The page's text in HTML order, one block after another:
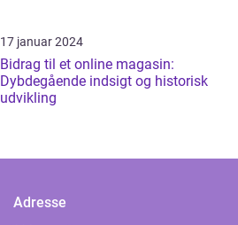
17 januar 2024
Bidrag til et online magasin:
Dybdegående indsigt og historisk
udvikling
Adresse